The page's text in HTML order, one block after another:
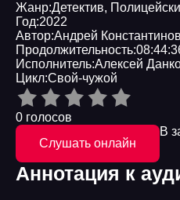
Жанр:Детектив,
Год:2022
Автор:Андрей Константинов
Продолжительность:
Исполнитель:Алексей
Цикл:Свой-чужой
0 голосов
Слушать онлайн
В
Аннотация к